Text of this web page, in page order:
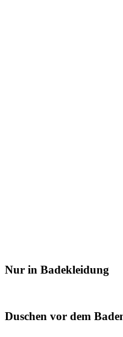
Nur in Badekleidung
Duschen vor dem